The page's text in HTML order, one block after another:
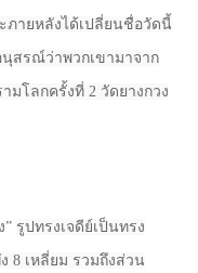
ายหลังได้เปลี่ยนชื่อวัดนี้
นุสรณ์ว่าพวกเขามาจาก
ามโลกครั้งที่ 2 วัดยางกวง
” รูปทรงเจดีย์เป็นทรง
8 เหลี่ยม รวมถึงส่วน